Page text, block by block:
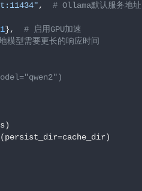
, # Ollama默认服务地址
1}, # 启用GPU加速
模型需要更长的响应时间